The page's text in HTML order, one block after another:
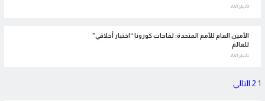
29 يناير 2021
الأمين العام للأمم المتحدة: لقاحات كورونا “اختبار أخلاقي”
للعالم
28 يناير 2021
تعدد1
2 التالي